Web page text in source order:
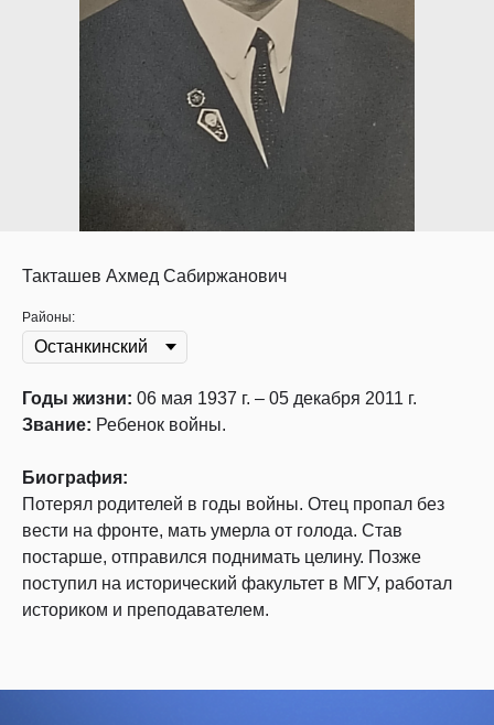
Такташев Ахмед Сабиржанович
Районы:
Годы жизни: 06 мая 1937 г. – 05 декабря 2011 г.
Звание: Ребенок войны.
Биография:
Потерял родителей в годы войны. Отец пропал без
вести на фронте, мать умерла от голода. Став
постарше, отправился поднимать целину. Позже
поступил на исторический факультет в МГУ, работал
историком и преподавателем.